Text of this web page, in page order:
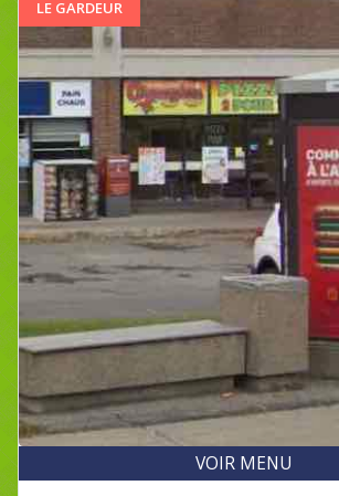
LE GARDEUR
VOIR MENU